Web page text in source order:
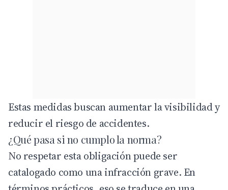
Estas medidas buscan aumentar la visibilidad y
reducir el riesgo de accidentes.
¿Qué pasa si no cumplo la norma?
No respetar esta obligación puede ser
catalogado como una infracción grave. En